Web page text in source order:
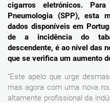
cigarros eletrónicos.
Pneumologia (SPP), esta
dados disponíveis em
de a incidência do
descendente, é ao nível das
que se verifica um aumento
“Este apelo que urge
mas agora com uma nova
altamente profissional da